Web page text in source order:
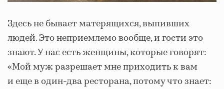
Здесь не бывает матерящихся, выпивших
людей. Это неприемлемо вообще, и гости это
знают. У нас есть женщины, которые говорят:
«Мой муж разрешает мне приходить к вам
и еще в один-два ресторана, потому что знает: